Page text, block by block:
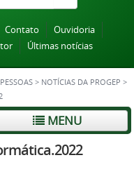
Contato
Ouvidoria
Últimas notícias
> NOTÍCIAS DA PROGEP >
MENU